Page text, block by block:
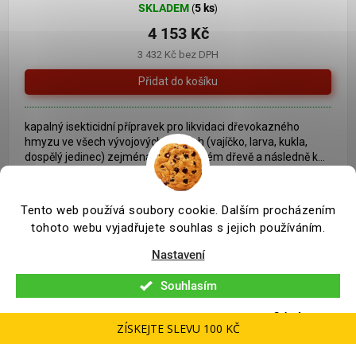
Tento web používá soubory cookie. Dalším procházením
tohoto webu vyjadřujete souhlas s jejich používáním.
Nastavení
Odmítnout
Souhlasím
SKLADEM (5 ks)
3 432 Kč bez DPH
4 153 Kč
kapalný isekticidní přípravek pro likvidaci dřevokazného
hmyzu ve všech vývojových stádiích (vajíčko, larva, kukla,
dospělý jedinec) zejména v napadeném dřevě a následně k...
ZÍSKEJTE SLEVU 100 KČ